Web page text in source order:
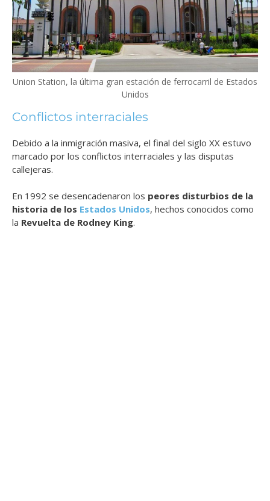
Union Station, la última gran estación de ferrocarril de Estados
Unidos
Conflictos interraciales
Debido a la inmigración masiva, el final del siglo XX estuvo
marcado por los conflictos interraciales y las disputas
callejeras.
En 1992 se desencadenaron los peores disturbios de la
historia de los Estados Unidos, hechos conocidos como
la Revuelta de Rodney King.